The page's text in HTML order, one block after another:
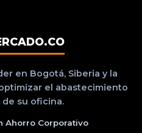
en Bogotá, Siberia y la
el abastecimiento
su oficina.
Ahorro Corporativo